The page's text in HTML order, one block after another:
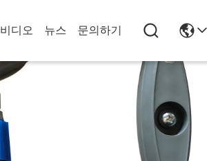
비디오 뉴스 문의하기